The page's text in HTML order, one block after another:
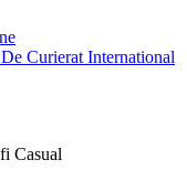
Curierat International
Casual